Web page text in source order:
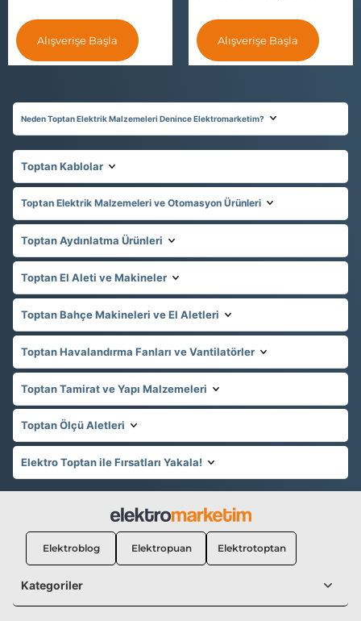
Alışverişe Başla Alışverişe Başla
Neden Toptan Elektrik Malzemeleri Denince Elektromarketim?
Toptan Kablolar
Toptan Elektrik Malzemeleri ve Otomasyon Ürünleri
Toptan Aydınlatma Ürünleri
Toptan El Aleti ve Makineler
Toptan Bahçe Makineleri ve El Aletleri
Toptan Havalandırma Fanları ve Vantilatörler
Toptan Tamirat ve Yapı Malzemeleri
Toptan Ölçü Aletleri
Elektro Toptan ile Fırsatları Yakala!
Elektroblog Elektropuan Elektrotoptan
Kategoriler